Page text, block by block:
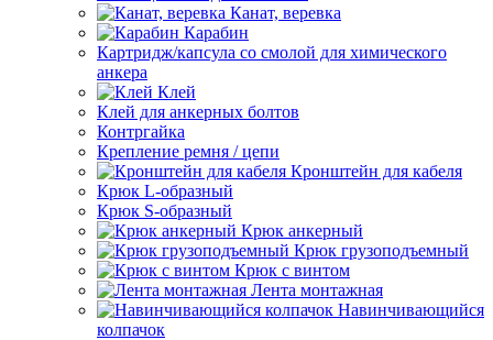
Канат, веревка
Карабин
Картридж/капсула со смолой для химического
анкера
Клей
Клей для анкерных болтов
Контргайка
Крепление ремня / цепи
Кронштейн для кабеля
Крюк L-образный
Крюк S-образный
Крюк анкерный
Крюк грузоподъемный
Крюк с винтом
Лента монтажная
Навинчивающийся
колпачок